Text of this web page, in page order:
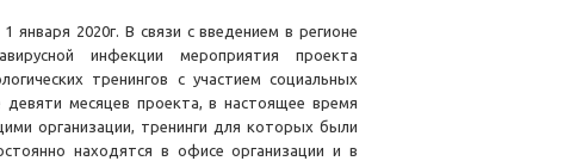
2020г. В связи с введением в регионе
инфекции мероприятия проекта
тренингов с участием социальных
месяцев проекта, в настоящее время
организации, тренинги для которых были
находятся в офисе организации и в